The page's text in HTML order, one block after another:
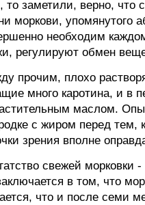
заметили, верно, что
моркови, упомянутого
необходим
регулируют обмен
прочим, плохо
много каротина, и в
маслом.
с жиром перед тем,
зрения вполне
свежей морковки
в том, что
что и после семи